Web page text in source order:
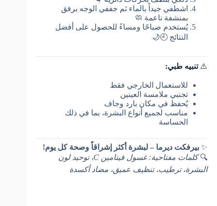
اشطفي جيداً بالماء ثم جففي الوجه برفق
بمنشفة ناعمة 🧼
يُستخدم صباحًا ومساءً للحصول على أفضل
النتائج 🕘🌙
⚠️تنبيه طبي:
للاستعمال الخارجي فقط
تجنبي ملامسة العينين
يُحفظ في مكان بارد وجاف
مناسب لجميع أنواع البشرة، بما في ذلك
الحساسة
✨ بيرفكت ديرما – لبشرة أكثر إشراقاً وصحة كل يوم!
🔍
كلمات مفتاحية: غسول فيتامين C، توحيد لون
البشرة، ترطيب، تنظيف عميق، مضاد أكسدة